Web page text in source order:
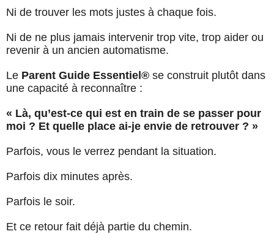
Ni de trouver les mots justes à chaque fois.
Ni de ne plus jamais intervenir trop vite, trop aider ou
revenir à un ancien automatisme.
Le Parent Guide Essentiel® se construit plutôt dans
une capacité à reconnaître :
« Là, qu’est-ce qui est en train de se passer pour
moi ? Et quelle place ai-je envie de retrouver ? »
Parfois, vous le verrez pendant la situation.
Parfois dix minutes après.
Parfois le soir.
Et ce retour fait déjà partie du chemin.